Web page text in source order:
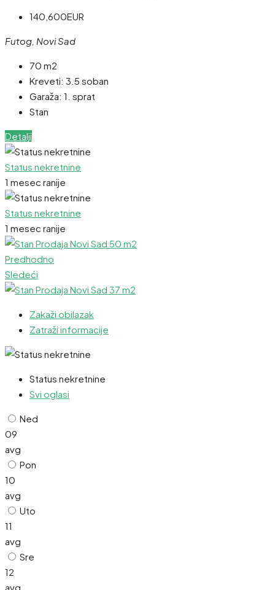
140,600EUR
Futog, Novi Sad
70 m2
Kreveti: 3.5 soban
Garaža: 1. sprat
Stan
Detalji
Status nekretnine
1 mesec ranije
Status nekretnine
1 mesec ranije
Predhodno
Sledeći
Zakaži obilazak
Zatraži informacije
Status nekretnine
Svi oglasi
Ned
09
avg
Pon
10
avg
Uto
11
avg
Sre
12
avg